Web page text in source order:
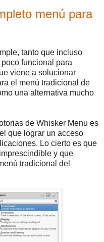
menú para
tanto que incluso
funcional para
viene a solucionar
el menú tradicional de
una alternativa mucho
de Whisker Menu es
que lograr un acceso
Lo cierto es que
y que
tradicional del